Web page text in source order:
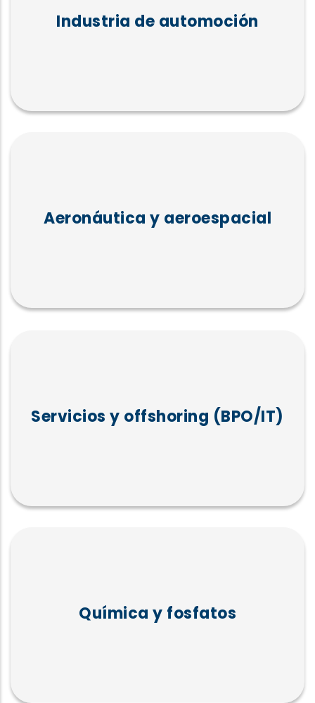
Industria de automoción
Aeronáutica y aeroespacial
Servicios y offshoring (BPO/IT)
Química y fosfatos